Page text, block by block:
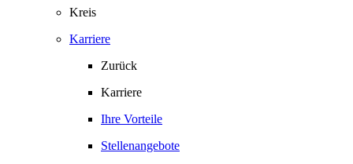
Kreis
Karriere
Zurück
Karriere
Ihre Vorteile
Stellenangebote